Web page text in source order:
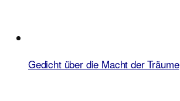
Gedicht über die Macht der Träume